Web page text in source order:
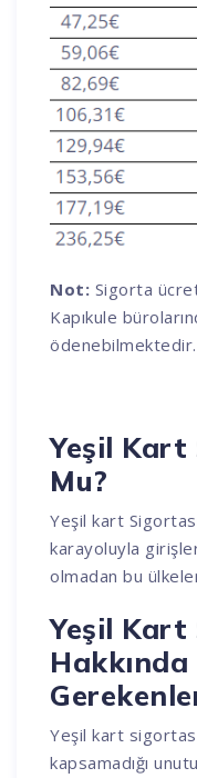
Not: Sigorta
Kapıkule
ödenebilmektedir.
Yeşil Kart
Mu?
Yeşil kart
karayoluyla
olmadan bu
Yeşil Kart
Yeşil kart
kapsamadığı